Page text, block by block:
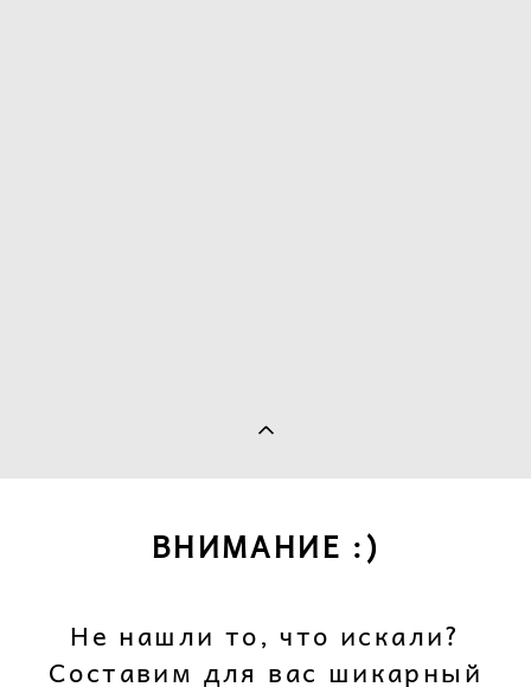
ВНИМАНИЕ :)
Не нашли то, что искали?
Составим для вас шикарный